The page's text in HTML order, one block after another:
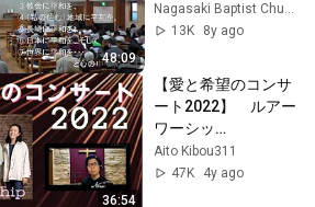
48:09
Nagasaki Baptist Church
13K
8y ago
36:54
【愛と希望のコンサ
ート2022】　ルアー
ワーシッ
プ/Norie/311を忘れ
ない/やさしさを大
Aito Kibou311
47K
4y ago